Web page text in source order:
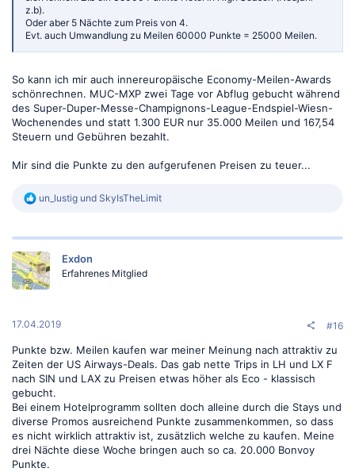
z.b).
Oder aber 5 Nächte zum Preis von 4.
Evt. auch Umwandlung zu Meilen 60000 Punkte = 25000 Meilen.
So kann ich mir auch innereuropäische Economy-Meilen-Awards
schönrechnen. MUC-MXP zwei Tage vor Abflug gebucht während
des Super-Duper-Messe-Champignons-League-Endspiel-Wiesn-
Wochenendes und statt 1.300 EUR nur 35.000 Meilen und 167,54
Steuern und Gebühren bezahlt.
Mir sind die Punkte zu den aufgerufenen Preisen zu teuer...
R
k
i
o
n
:
un_lustig und SkyIsTheLimit
Exdon
Erfahrenes Mitglied
17.04.2019 #16
Punkte bzw. Meilen kaufen war meiner Meinung nach attraktiv zu
Zeiten der US Airways-Deals. Das gab nette Trips in LH und LX F
nach SIN und LAX zu Preisen etwas höher als Eco - klassisch
gebucht.
Bei einem Hotelprogramm sollten doch alleine durch die Stays und
diverse Promos ausreichend Punkte zusammenkommen, so dass
es nicht wirklich attraktiv ist, zusätzlich welche zu kaufen. Meine
drei Nächte diese Woche bringen auch so ca. 20.000 Bonvoy
Punkte.